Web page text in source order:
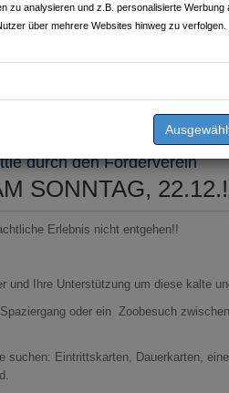
zu analysieren und z.B. personalisierte Werbung
über mehrere Websites hinweg zu verfolgen.
durch den Förderverein
SONNTAG,
Erlebnis nicht entgehen!!
und Ihre Unterstützung um diese kalte
oder ein Zoobesuch
suchen: Eintrittskarten, Dauerkarten,